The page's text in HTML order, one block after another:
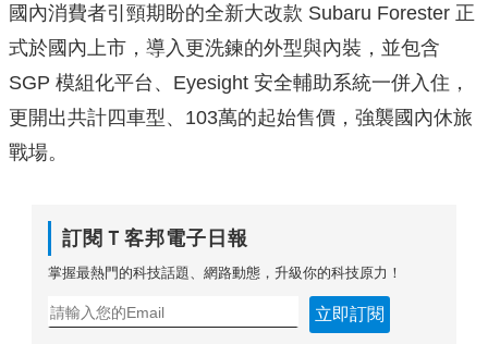
國內消費者引頸期盼的全新大改款 Subaru Forester 正
式於國內上市，導入更洗鍊的外型與內裝，並包含
SGP 模組化平台、Eyesight 安全輔助系統一併入住，
更開出共計四車型、103萬的起始售價，強襲國內休旅
戰場。
訂閱Ｔ客邦電子日報
掌握最熱門的科技話題、網路動態，升級你的科技原力！
立即訂閱